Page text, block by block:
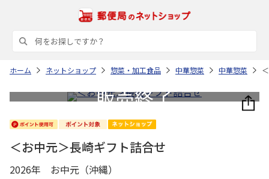
ホーム ネットショップ 惣菜・加工食品 中華惣菜 中華惣菜
＜お中元＞長崎ギフト詰合せ
2026年 お中元（沖縄）